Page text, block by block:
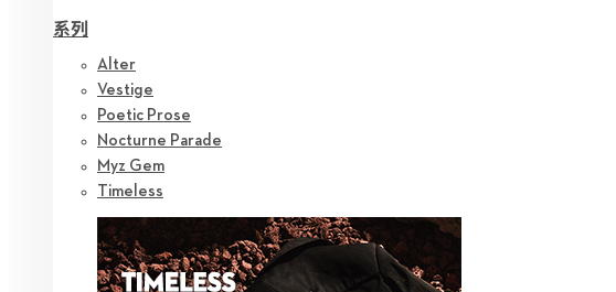
系列
Alter
Vestige
Poetic Prose
Nocturne Parade
Myz Gem
Timeless